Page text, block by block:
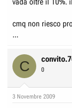
modello e punti su
parecchio la Golf
cmq non riesco
...
C 0
3 Novembre 2009